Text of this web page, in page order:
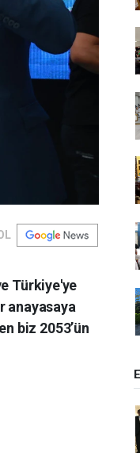
Türkiye'ye
anayasaya
biz 2053’ün